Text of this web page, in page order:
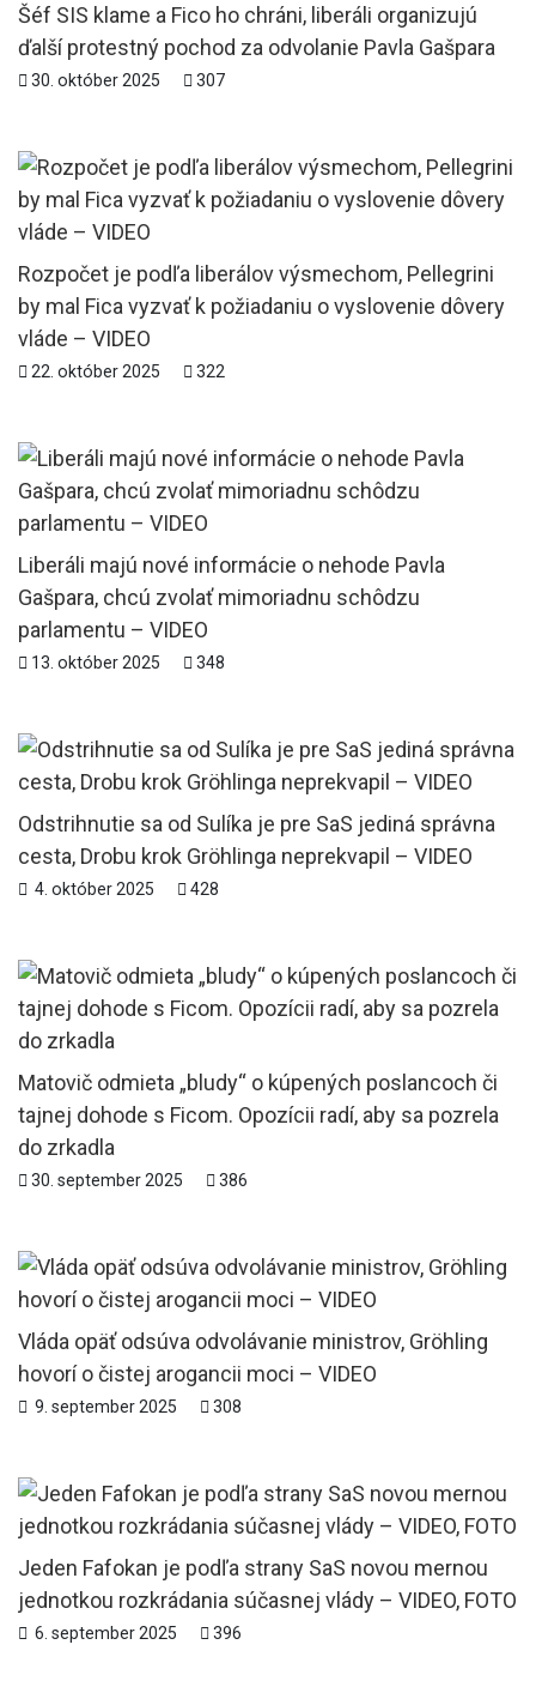
Šéf SIS klame a Fico ho chráni, liberáli organizujú
ďalší protestný pochod za odvolanie Pavla Gašpara
30. október 2025 307
Rozpočet je podľa liberálov výsmechom, Pellegrini
by mal Fica vyzvať k požiadaniu o vyslovenie dôvery
vláde – VIDEO
22. október 2025 322
Liberáli majú nové informácie o nehode Pavla
Gašpara, chcú zvolať mimoriadnu schôdzu
parlamentu – VIDEO
13. október 2025 348
Odstrihnutie sa od Sulíka je pre SaS jediná správna
cesta, Drobu krok Gröhlinga neprekvapil – VIDEO
4. október 2025 428
Matovič odmieta „bludy“ o kúpených poslancoch či
tajnej dohode s Ficom. Opozícii radí, aby sa pozrela
do zrkadla
30. september 2025 386
Vláda opäť odsúva odvolávanie ministrov, Gröhling
hovorí o čistej arogancii moci – VIDEO
9. september 2025 308
Jeden Fafokan je podľa strany SaS novou mernou
jednotkou rozkrádania súčasnej vlády – VIDEO, FOTO
6. september 2025 396